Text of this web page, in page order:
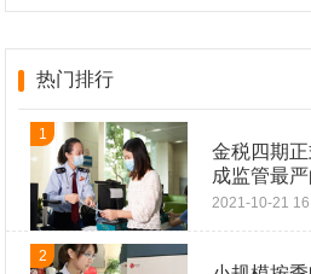
热门排行
1
金税四期
成监管最严
2021-10-21
2